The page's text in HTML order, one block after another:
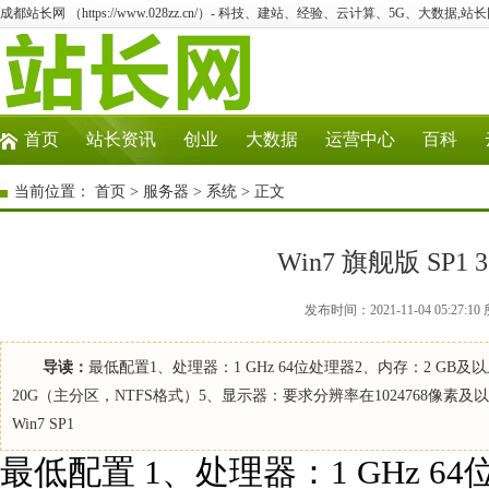
成都站长网 （https://www.028zz.cn/）- 科技、建站、经验、云计算、5G、大数据,站
首页 站长资讯 创业 大数据 运营中心 百科
当前位置： 首页 > 服务器 > 系统 > 正文
Win7 旗舰版 SP1
发布时间：2021-11-04
导读： 最低配置1、处理器：1 GHz 64位处理器2、内存：2 GB及
20G（主分区，NTFS格式）5、显示器：要求分辨率在1024768像素
Win7 SP1
最低配置 1、处理器：1 GHz 64